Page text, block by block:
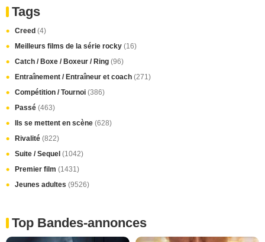
Tags
Creed (4)
Meilleurs films de la série rocky (16)
Catch / Boxe / Boxeur / Ring (96)
Entraînement / Entraîneur et coach (271)
Compétition / Tournoi (386)
Passé (463)
Ils se mettent en scène (628)
Rivalité (822)
Suite / Sequel (1042)
Premier film (1431)
Jeunes adultes (9526)
Top Bandes-annonces